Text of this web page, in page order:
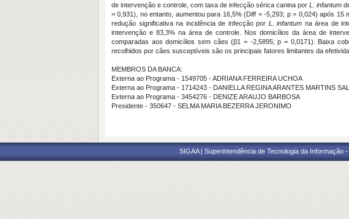
de intervenção e controle, com taxa de infecção sérica canina por L. infantum
= 0,931), no entanto, aumentou para 16,5% (Diff = -5,293; p = 0,024) após
redução significativa na incidência de infecção por L. infantum na área de
intervenção e 83,3% na área de controle. Nos domicílios da área de
comparadas aos domicílios sem cães (β1 = -2,5895; p = 0,0171). Baixa
recolhidos por cães susceptíveis são os principais fatores limitantes da
MEMBROS DA BANCA:
Externa ao Programa - 1549705 - ADRIANA FERREIRA UCHOA
Externa ao Programa - 1714243 - DANIELLA REGINA ARANTES MARTINS
Externa ao Programa - 3454276 - DENIZE ARAUJO BARBOSA
Presidente - 350647 - SELMA MARIA BEZERRA JERONIMO
SIGAA | Superintendência de Tecnologia da